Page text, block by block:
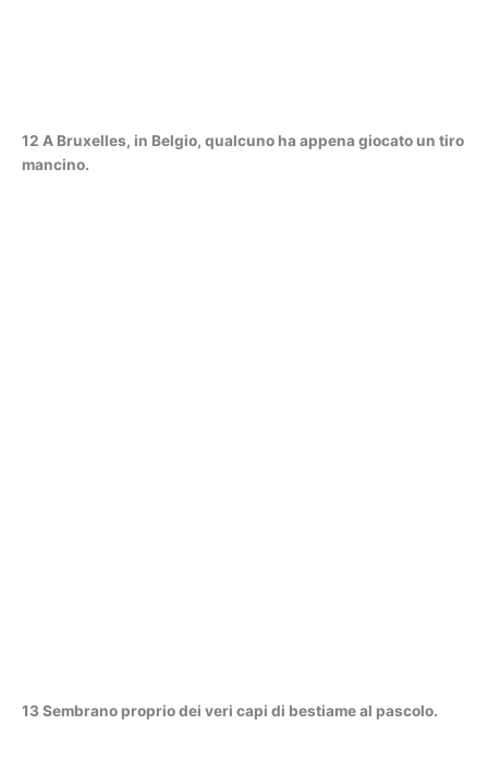
12 A Bruxelles, in Belgio, qualcuno ha appena giocato un tiro
mancino.
13 Sembrano proprio dei veri capi di bestiame al pascolo.